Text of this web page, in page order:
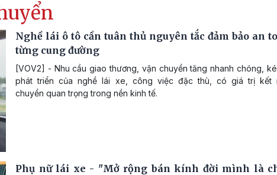
Nghề lái ô tô cần tuân thủ nguyên tắc đảm bảo an
từng cung đường
[VOV2] - Nhu cầu giao thương, vận chuyển tăng nhanh chóng,
phát triển của nghề lái xe, công việc đặc thù, có giá trị kết
chuyển quan trọng trong nền kinh tế.
Phụ nữ lái xe - "Mở rộng bán kính đời mình là